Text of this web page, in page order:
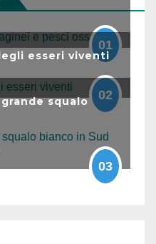
01
esseri viventi
02
squalo
03